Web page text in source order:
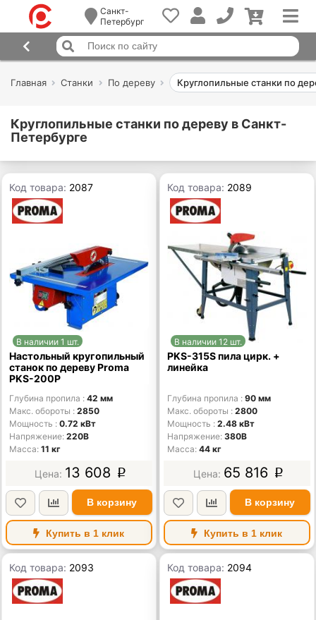
Санкт-
Петербург
Главная Станки По дереву Круглопильные станки по
Круглопильные станки по дереву в Санкт-
Петербурге
Код товара: 2087
В наличии 1 шт.
Настольный кругопильный
станок по дереву Proma
PKS-200P
Глубина пропила
42 мм
Макс. обороты
2850
Мощность
0.72 кВт
Напряжение 220В
Масса 11 кг
13 608 p
В корзину
Купить в 1 клик
Код товара: 2089
В наличии 12 шт.
PKS-315S пила цирк. +
линейка
Глубина пропила
90 мм
Макс. обороты
2800
Мощность
2.48 кВт
Напряжение 380В
Масса 44 кг
65 816 p
В корзину
Купить в 1 клик
Код товара: 2093 Код товара: 2094